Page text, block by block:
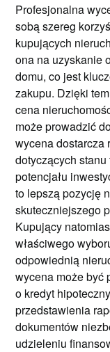
Profesjonalna
sobą szereg
kupujących
ona na uzyskanie
domu, co jest
zakupu. Dzięki
cena
może prowadzić
wycena dostarcza
dotyczących
potencjału
to lepszą pozycję
skuteczniejszego
Kupujący
właściwego
odpowiednią
wycena może być
o kredyt
przedstawienia
dokumentów
udzieleniu